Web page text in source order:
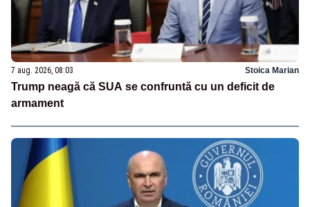
7 aug. 2026, 08:03 Stoica Marian
Trump neagă că SUA se confruntă cu un deficit de
armament